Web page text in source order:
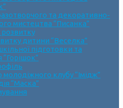
та декоративно-
мистецтва “Писанка”
розвитку
дитини “Веселка”
підготовки та
клубу “Імідж”
“Маска”